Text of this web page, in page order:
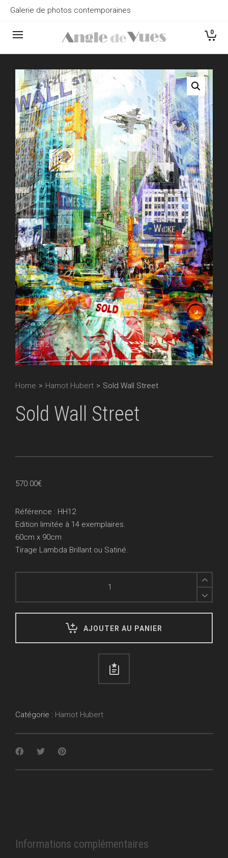
Galerie de photos contemporaines
0
HH12
Home > Hamot Hubert > Sold Wall Street
Sold Wall Street
570.00€
Référence : HH12
Edition limitée à 14 exemplaires.
60cm x 90cm
Tirage Lambda Brillant ou Satiné.
AJOUTER AU PANIER
Catégorie : Hamot Hubert
Informations complémentaires